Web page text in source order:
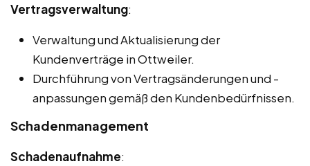
Vertragsverwaltung:
Verwaltung und Aktualisierung der
Kundenverträge in Ottweiler.
Durchführung von Vertragsänderungen und -
anpassungen gemäß den Kundenbedürfnissen.
Schadenmanagement
Schadenaufnahme: